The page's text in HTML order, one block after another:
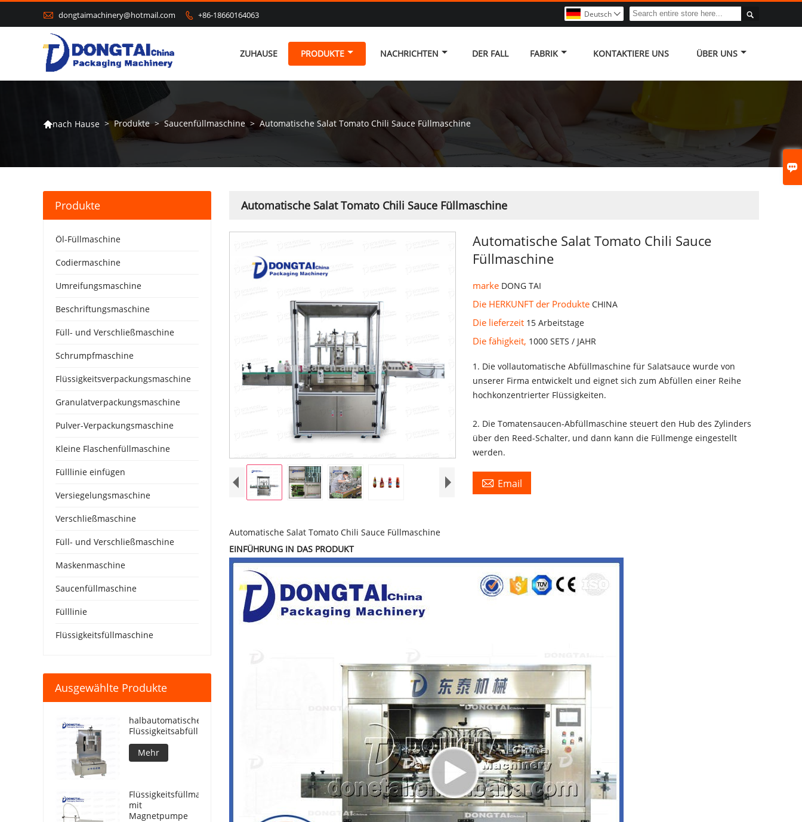

 dongtaimachinery@hotmail.com  +86-18660164063 
Deutsch 
ZUHAUSE PRODUKTE NACHRICHTEN DER FALL FABRIK KONTAKTIERE UNS ÜBER UNS
nach Hause > Produkte > Saucenfüllmaschine > Automatische Salat Tomato Chili Sauce Füllmaschine
Automatische Salat Tomato Chili Sauce Füllmaschine
Automatische Salat Tomato Chili Sauce
Füllmaschine
marke DONG TAI
Die HERKUNFT der ProdukteCHINA
Die lieferzeit 15 Arbeitstage
Die fähigkeit, 1000 SETS / JAHR
1. Die vollautomatische Abfüllmaschine für Salatsauce wurde von
unserer Firma entwickelt und eignet sich zum Abfüllen einer Reihe
hochkonzentrierter Flüssigkeiten.
2. Die Tomatensaucen-Abfüllmaschine steuert den Hub des Zylinders
über den Reed-Schalter, und dann kann die Füllmenge eingestellt
werden.
 Email
Automatische Salat Tomato Chili Sauce Füllmaschine
EINFÜHRUNG IN DAS PRODUKT
Produkte
Öl-Füllmaschine
Codiermaschine
Umreifungsmaschine
Beschriftungsmaschine
Füll- und Verschließmaschine
Schrumpfmaschine
Flüssigkeitsverpackungsmaschine
Granulatverpackungsmaschine
Pulver-Verpackungsmaschine
Kleine Flaschenfüllmaschine
Fülllinie einfügen
Versiegelungsmaschine
Verschließmaschine
Füll- und Verschließmaschine
Maskenmaschine
Saucenfüllmaschine
Fülllinie
Flüssigkeitsfüllmaschine
Ausgewählte Produkte
halbautomatische
Flüssigkeitsabfüllmaschine
Mehr
Flüssigkeitsfüllmaschine
mit
Magnetpumpe